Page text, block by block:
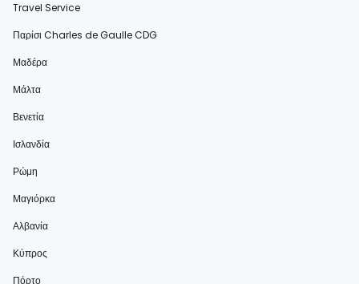
Travel Service
Παρίσι Charles de Gaulle CDG
Μαδέρα
Μάλτα
Βενετία
Ισλανδία
Ρώμη
Μαγιόρκα
Αλβανία
Κύπρος
Πόρτο